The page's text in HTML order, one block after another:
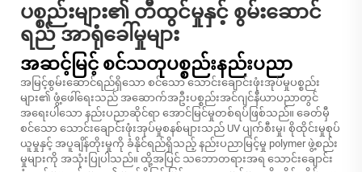
ပစ္စည်းများ၏ တီထွင်မှုနှင့် စွမ်းဆောင်
ရည် အာရုံခေါ်မှုများ
အဆင့်မြင့် စင်သတုပစ္စည်းနည်းပညာ
အမြင့်စွမ်းဆောင်ရည်ရှိသော စင်သော သောင်းချောင်းဖုံးအုပ်မှုပစ္စည်း
များ၏ ဖွံ့ဖေါ်ရေးသည် အဆောက်အဦးပစ္စည်းအင်ဂျင်နီယာပညာတွင်
အရေးပါသော နည်းပညာဆိုင်ရာ အောင်မြင်မှုတစ်ရပ်ဖြစ်သည်။ ခေတ်မှီ
စင်သော သောင်းချောင်းဖုံးအုပ်မှုစနစ်များသည် UV ပျက်စီးမှု၊ စိုထိုင်းမှုစုပ်
ယူမှုနှင့် အပူချိန်တိုးမှုကို ခံနိုင်ရည်ရှိသည့် နည်းပညာမြင့်မှု polymer ဖွဲ့စည်း
မှုများကို အသုံးပြုပါသည်။ ထို့အပြင် သဘောတရားအရ သောင်းချောင်း